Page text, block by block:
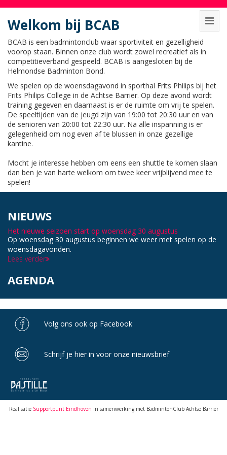
Welkom bij BCAB
BCAB is een badmintonclub waar sportiviteit en gezelligheid
voorop staan. Binnen onze club wordt zowel recreatief als in
competitieverband gespeeld. BCAB is aangesloten bij de
Helmondse Badminton Bond.
We spelen op de woensdagavond in sporthal Frits Philips bij het
Frits Philips College in de Achtse Barrier. Op deze avond wordt
training gegeven en daarnaast is er de ruimte om vrij te spelen.
De speeltijden van de jeugd zijn van 19:00 tot 20:30 uur en van
de senioren van 20:00 tot 22:30 uur. Na alle inspanning is er
gelegenheid om nog even af te blussen in onze gezellige
kantine.
Mocht je interesse hebben om eens een shuttle te komen slaan
dan ben je van harte welkom om twee keer vrijblijvend mee te
spelen!
NIEUWS
Het nieuwe seizoen start op woensdag 30 augustus
Op woensdag 30 augustus beginnen we weer met spelen op de
woensdagavonden.
Lees verder
AGENDA
Volg ons ook op Facebook
Schrijf je hier in voor onze nieuwsbrief
Realisatie Supportpunt Eindhoven in samenwerking met BadmintonClub Achtse Barrier